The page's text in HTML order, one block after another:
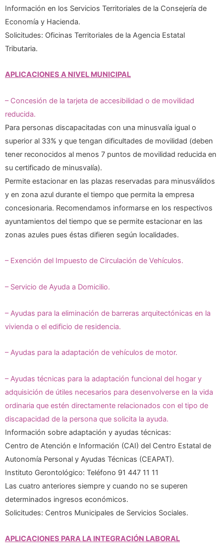
Información en los Servicios Territoriales de la Consejería de
Economía y Hacienda.
Solicitudes: Oficinas Territoriales de la Agencia Estatal
Tributaria.
APLICACIONES A NIVEL MUNICIPAL
– Concesión de la tarjeta de accesibilidad o de movilidad
reducida.
Para personas discapacitadas con una minusvalía igual o
superior al 33% y que tengan dificultades de movilidad (deben
tener reconocidos al menos 7 puntos de movilidad reducida en
su certificado de minusvalía).
Permite estacionar en las plazas reservadas para minusválidos
y en zona azul durante el tiempo que permita la empresa
concesionaria. Recomendamos informarse en los respectivos
ayuntamientos del tiempo que se permite estacionar en las
zonas azules pues éstas difieren según localidades.
– Exención del Impuesto de Circulación de Vehículos.
– Servicio de Ayuda a Domicilio.
– Ayudas para la eliminación de barreras arquitectónicas en la
vivienda o el edificio de residencia.
– Ayudas para la adaptación de vehículos de motor.
– Ayudas técnicas para la adaptación funcional del hogar y
adquisición de útiles necesarios para desenvolverse en la vida
ordinaria que estén directamente relacionados con el tipo de
discapacidad de la persona que solicita la ayuda.
Información sobre adaptación y ayudas técnicas:
Centro de Atención e Información (CAI) del Centro Estatal de
Autonomía Personal y Ayudas Técnicas (CEAPAT).
Instituto Gerontológico: Teléfono 91 447 11 11
Las cuatro anteriores siempre y cuando no se superen
determinados ingresos económicos.
Solicitudes: Centros Municipales de Servicios Sociales.
APLICACIONES PARA LA INTEGRACIÓN LABORAL